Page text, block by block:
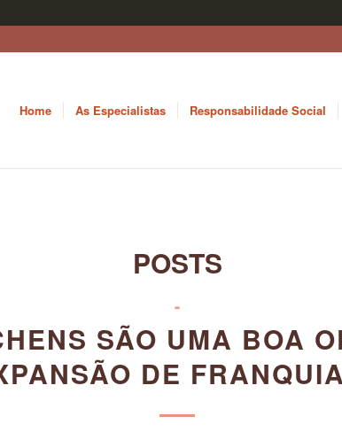
Home As Especialistas Responsabilidade Social
POSTS
-
SÃO UMA BOA
DE